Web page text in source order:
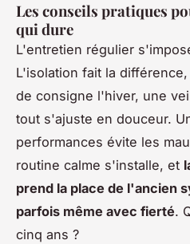
Les conseils pratiques
qui dure
L'entretien régulier
L'isolation fait la
de consigne l'hiver, une
tout s'ajuste en douceur.
performances évite les
routine calme s'installe, et
prend la place de l'ancien
parfois même avec fierté.
cinq ans ?